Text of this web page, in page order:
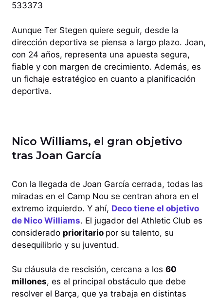
533373
Aunque Ter Stegen quiere seguir, desde la
dirección deportiva se piensa a largo plazo. Joan,
con 24 años, representa una apuesta segura,
fiable y con margen de crecimiento. Además, es
un fichaje estratégico en cuanto a planificación
deportiva.
Nico Williams, el gran objetivo
tras Joan García
Con la llegada de Joan García cerrada, todas las
miradas en el Camp Nou se centran ahora en el
extremo izquierdo. Y ahí, Deco tiene el objetivo
de Nico Williams. El jugador del Athletic Club es
considerado prioritario por su talento, su
desequilibrio y su juventud.
Su cláusula de rescisión, cercana a los 60
millones, es el principal obstáculo que debe
resolver el Barça, que ya trabaja en distintas